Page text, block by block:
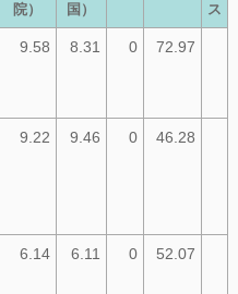
院）
国）
ス
9.58 8.31 0 72.97
9.22 9.46 0 46.28
6.14 6.11 0 52.07